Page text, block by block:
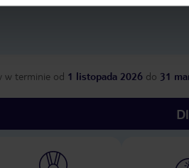
w terminie od 1 listopada 2026 do 31